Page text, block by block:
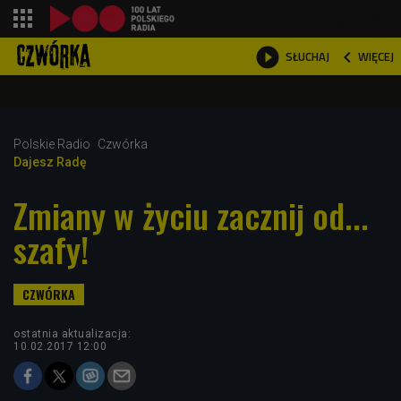
 SŁUCHAJ  WIĘCEJ

Polskie Radio
Czwórka
Dajesz Radę
Zmiany w życiu zacznij od...
szafy!
ostatnia aktualizacja:
10.02.2017 12:00